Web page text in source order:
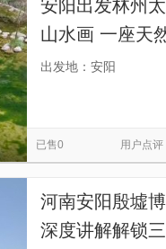
安阳出发林州
山水画 一座天
生态养生吧 诠
出发地：安阳
已售0 用户点评
河南安阳殷墟
深度讲解解锁